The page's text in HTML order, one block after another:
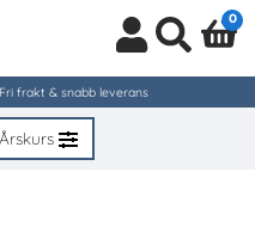
in
/
0
Fri frakt & snabb leverans